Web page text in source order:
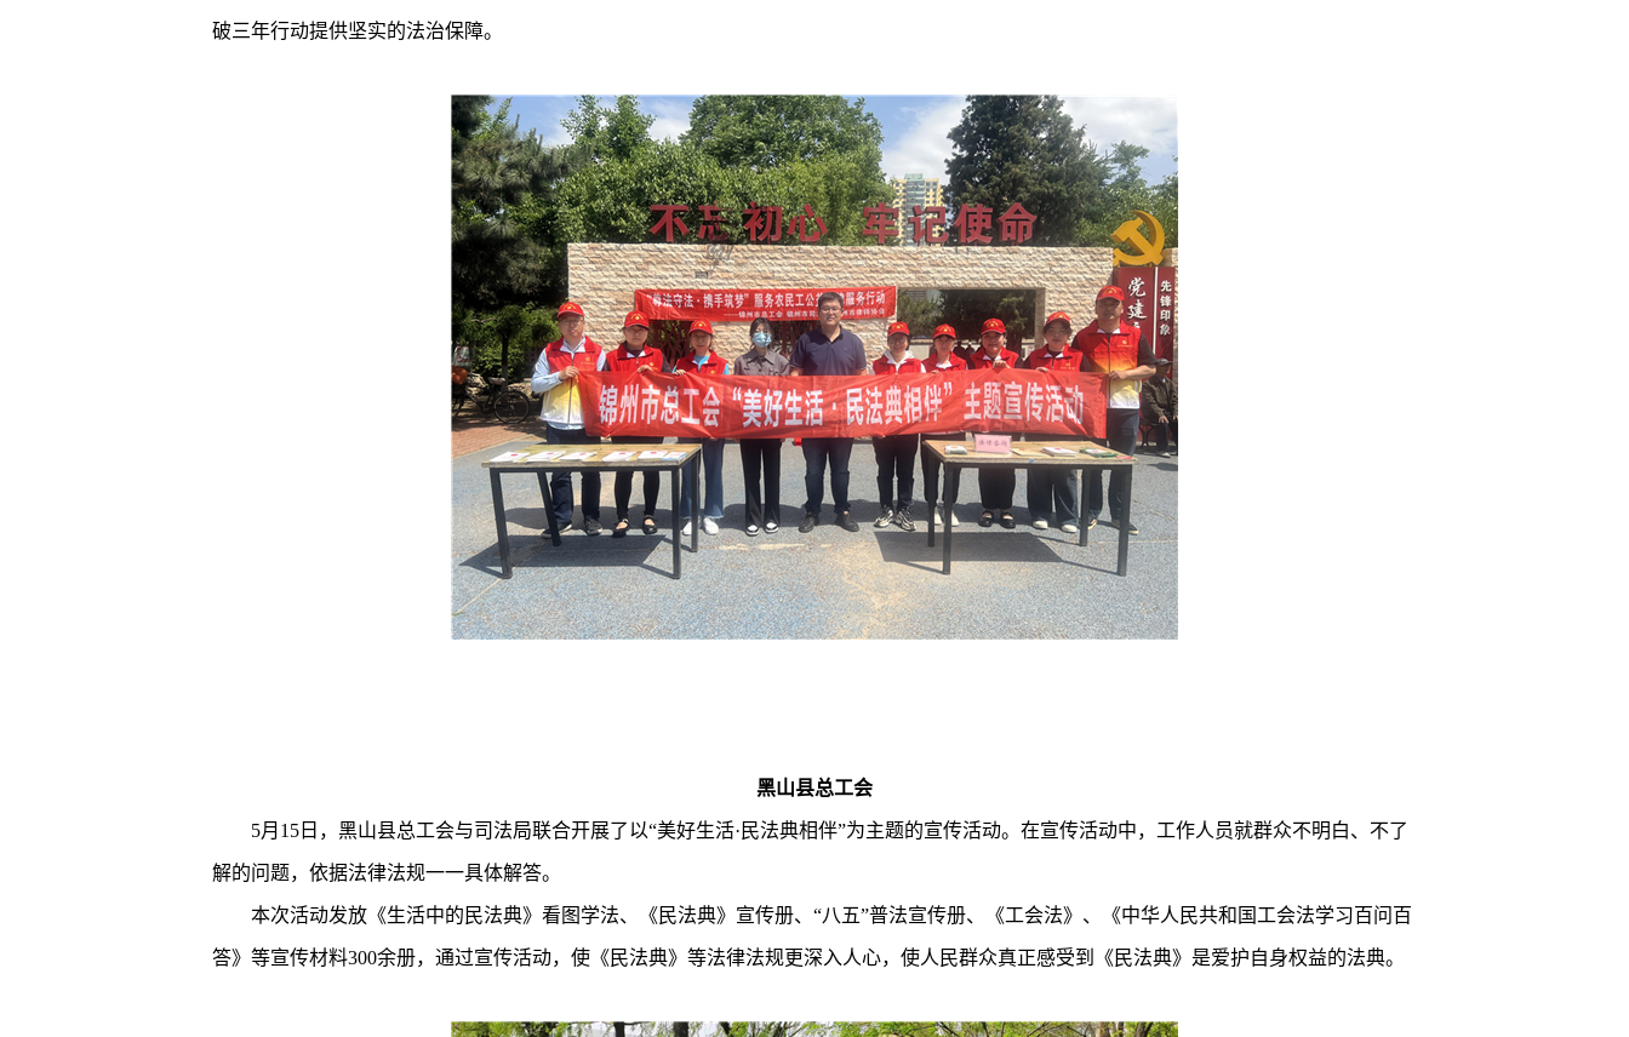
破三年行动提供坚实的法治保障。
黑山县总工会
5月15日，黑山县总工会与司法局联合开展了以“美好生活·民法典相伴”为主题的宣传活动。在宣传活动中，工作人员就群众不明白、不了
解的问题，依据法律法规一一具体解答。
本次活动发放《生活中的民法典》看图学法、《民法典》宣传册、“八五”普法宣传册、《工会法》、《中华人民共和国工会法学习百问百
答》等宣传材料300余册，通过宣传活动，使《民法典》等法律法规更深入人心，使人民群众真正感受到《民法典》是爱护自身权益的法典。